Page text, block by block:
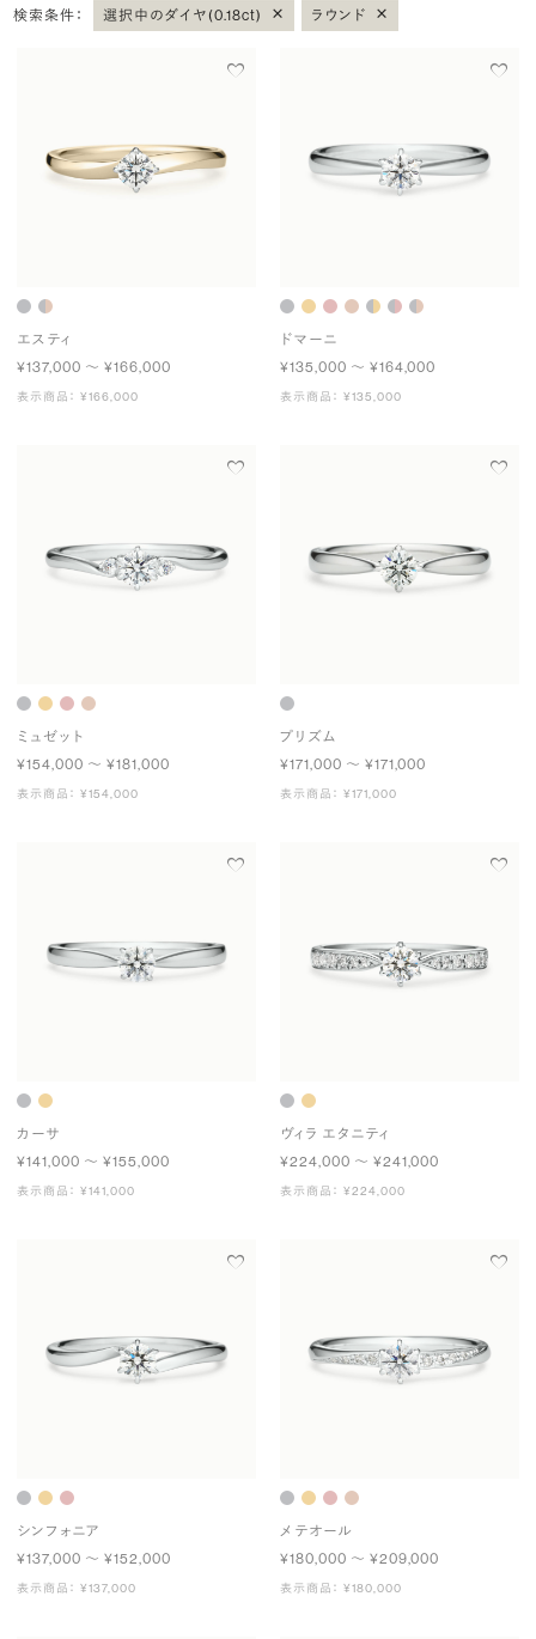
検索条件： 選択中のダイヤ(0.18ct) × ラウンド ×
エスティ
¥137,000 〜 ¥166,000
表示商品： ¥166,000
ドマーニ
¥135,000 〜 ¥164,000
表示商品： ¥135,000
ミュゼット
¥154,000 〜 ¥181,000
表示商品： ¥154,000
プリズム
¥171,000 〜 ¥171,000
表示商品： ¥171,000
カーサ
¥141,000 〜 ¥155,000
表示商品： ¥141,000
ヴィラ エタニティ
¥224,000 〜 ¥241,000
表示商品： ¥224,000
シンフォニア
¥137,000 〜 ¥152,000
表示商品： ¥137,000
メテオール
¥180,000 〜 ¥209,000
表示商品： ¥180,000